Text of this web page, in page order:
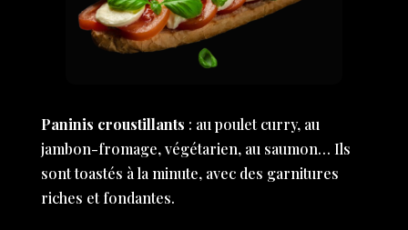
Paninis croustillants : au poulet curry, au
jambon-fromage, végétarien, au saumon… Ils
sont toastés à la minute, avec des garnitures
riches et fondantes.